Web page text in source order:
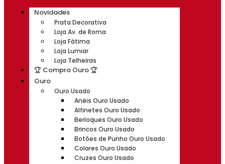
Novidades
Prata Decorativa
Loja Av. de Roma
Loja Fátima
Loja Lumiar
Loja Telheiras
🏆 Compro Ouro 🏆
Ouro
Ouro Usado
Anéis Ouro Usado
Alfinetes Ouro Usado
Berloques Ouro Usado
Brincos Ouro Usado
Botões de Punho Ouro Usado
Colares Ouro Usado
Cruzes Ouro Usado